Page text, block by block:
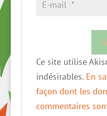
Ce site utilise
indésirables. En
façon dont les
commentaires